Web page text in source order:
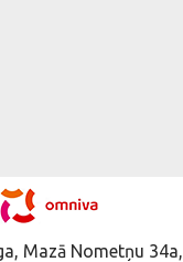
Mazā Nometņu 34a,